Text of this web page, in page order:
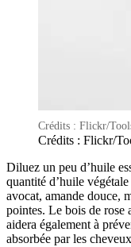
Crédits : Flickr/
Crédits : Flickr/
Diluez un peu d’huile
quantité d’huile
avocat, amande douce,
pointes. Le bois de rose
aidera également à
absorbée par les